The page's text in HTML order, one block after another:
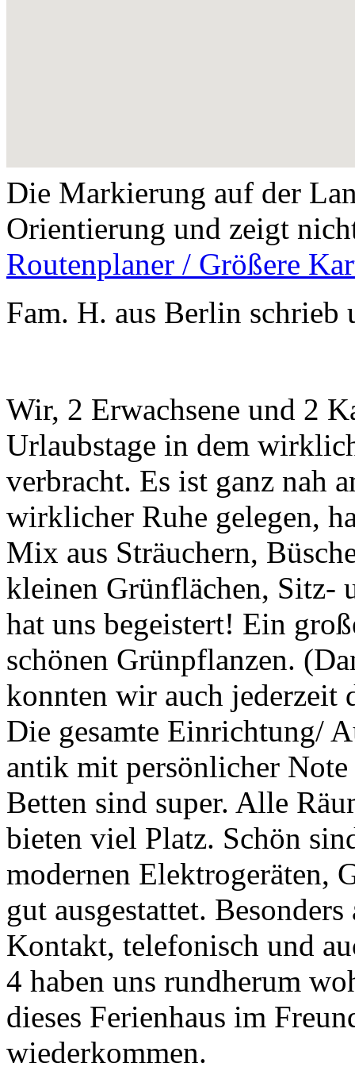
Die Markierung auf der
Orientierung und zeigt
Routenplaner / Größere
Fam. H. aus Berlin schrieb
Wir, 2 Erwachsene und 2
Urlaubstage in dem
verbracht. Es ist ganz nah
wirklicher Ruhe gelegen,
Mix aus Sträuchern,
kleinen Grünflächen, Sitz-
hat uns begeistert! Ein
schönen Grünpflanzen.
konnten wir auch jederzeit
Die gesamte Einrichtung/
antik mit persönlicher
Betten sind super. Alle
bieten viel Platz. Schön
modernen Elektrogeräten,
gut ausgestattet.
Kontakt, telefonisch und
4 haben uns rundherum
dieses Ferienhaus im
wiederkommen.